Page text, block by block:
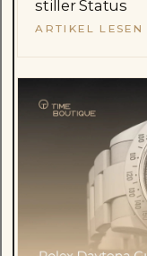
stiller Status
ARTIKEL LESEN